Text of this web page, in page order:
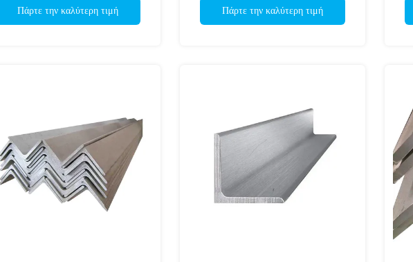
Πάρτε την καλύτερη τιμή Πάρτε την καλύτερη τιμή